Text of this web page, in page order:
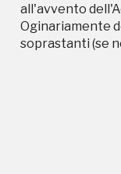
all'avvento
Oginariamente
soprastanti (se
I Luoghi del